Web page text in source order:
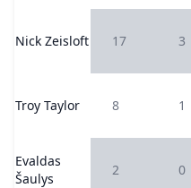
Nick Zeisloft 17 3
Troy Taylor 8 1
Evaldas
Šaulys
2 0